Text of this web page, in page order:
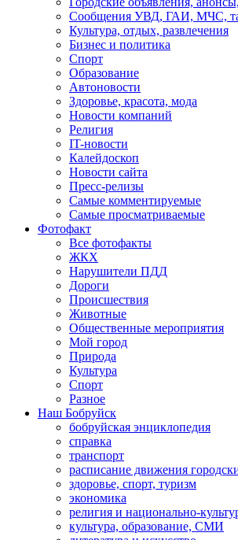
Сообщения УВД, ГАИ, МЧС,
Культура, отдых, развлечения
Бизнес и политика
Спорт
Образование
Автоновости
Здоровье, красота, мода
Новости компаний
Религия
IT-новости
Калейдоскоп
Новости сайта
Пресс-релизы
Самые комментируемые
Самые просматриваемые
Фотофакт
Все фотофакты
ЖКХ
Нарушители ПДД
Дороги
Происшествия
Животные
Общественные мероприятия
Мой город
Природа
Культура
Спорт
Разное
Наш Бобруйск
бобруйская энциклопедия
справка
транспорт
расписание движения
здоровье, спорт, туризм
экономика
религия и национально-
культура, образование, СМИ